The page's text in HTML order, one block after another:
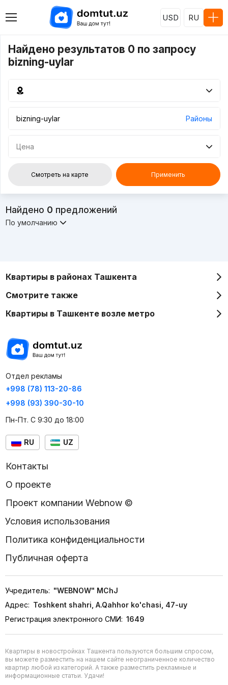
USD RU
Найдено результатов 0 по запросу
bizning-uylar
Районы
Цена
Смотреть на карте Применить
Найдено 0 предложений
По умолчанию
Квартиры в районах Ташкента
Смотрите также
Квартиры в Ташкенте возле метро
Отдел рекламы
+998 (78) 113-20-86
+998 (93) 390-30-10
Пн-Пт. С 9:30 до 18:00
RU UZ
Контакты
О проекте
Проект компании Webnow ©
Условия использования
Политика конфиденциальности
Публичная оферта
Учредитель: "WEBNOW" MChJ
Адрес: Toshkent shahri, A.Qahhor ko'chasi, 47-uy
Регистрация электронного СМИ: 1649
Квартиры в новостройках Ташкента пользуются большим спросом,
вы можете разместить на нашем сайте неограниченное количество
квартир любой из категорий. А также разместить рекламные и
информационные статьи. Удачи!